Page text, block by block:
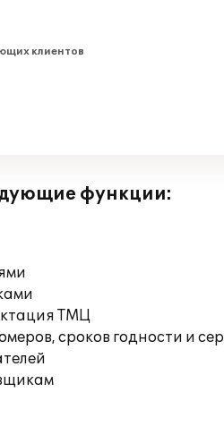
клиентов
функции:
ТМЦ
сроков годности и